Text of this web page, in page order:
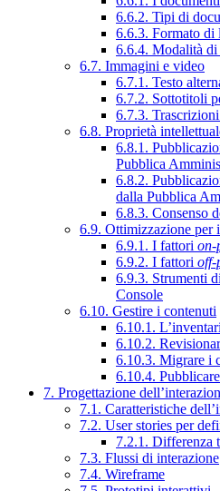
6.6.2. Tipi di
6.6.3. Formato di
6.6.4. Modalità di
6.7. Immagini e video
6.7.1. Testo
6.7.2. Sottotitoli
6.7.3.
6.8. Proprietà
6.8.1.
Pubblica
6.8.2.
dalla Pubblica
6.8.3. Consenso
6.9. Ottimizzazione per
6.9.1. I fattori on-
6.9.2. I fattori off-
6.9.3. Strumenti
Console
6.10. Gestire i contenuti
6.10.1.
6.10.2.
6.10.3. Migrare i
6.10.4.
7. Progettazione
7.1. Caratteristiche
7.2. User stories per
7.2.1. Differenza
7.3. Flussi di interazione
7.4. Wireframe